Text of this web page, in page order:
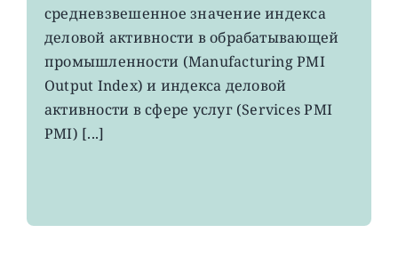
в
зоне
евро
вырос
до
максимума
средневзвешенное значение индекса
деловой активности в обрабатывающей
промышленности (Manufacturing PMI
Output Index) и индекса деловой
активности в сфере услуг (Services PMI
PMI) [...]